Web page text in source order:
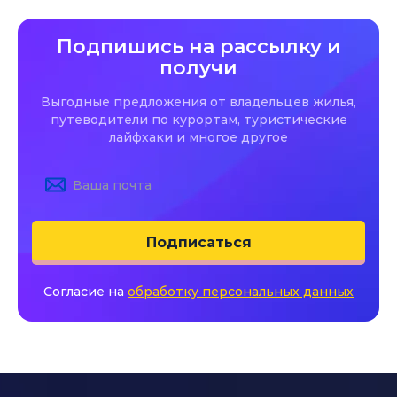
Подпишись на рассылку и
получи
Выгодные предложения от владельцев жилья,
путеводители по курортам, туристические
лайфхаки и многое другое
Подписаться
Согласие на обработку персональных данных